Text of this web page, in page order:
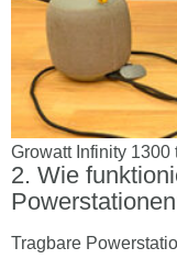
Growatt Infinity 1300
Wie
Tragbare